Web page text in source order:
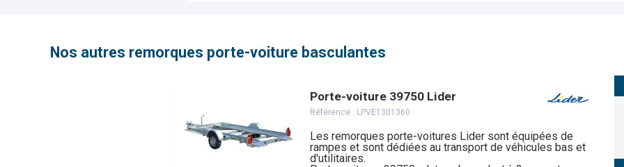
Nos autres remorques porte-voiture basculantes
Porte-voiture 39750 Lider
Référence : LPVE1301360
Les remorques porte-voitures Lider sont équipées de
rampes et sont dédiées au transport de véhicules bas et
d'utilitaires.